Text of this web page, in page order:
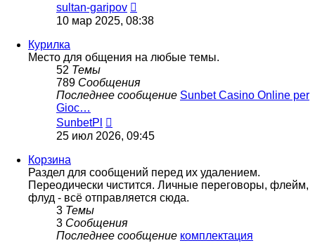
sultan-garipov
к
10 мар 2025, 08:38
Курилка
Место для общения на любые темы.
52 Темы
789 Сообщения
Последнее сообщение Sunbet Casino Online per
Gioc…
SunbetPl
к
последнему
25 июл 2026, 09:45
Корзина
Раздел для сообщений перед их удалением.
Переодически чистится. Личные переговоры, флейм,
флуд - всё отправляется сюда.
3 Темы
3 Сообщения
Последнее сообщение комплектация